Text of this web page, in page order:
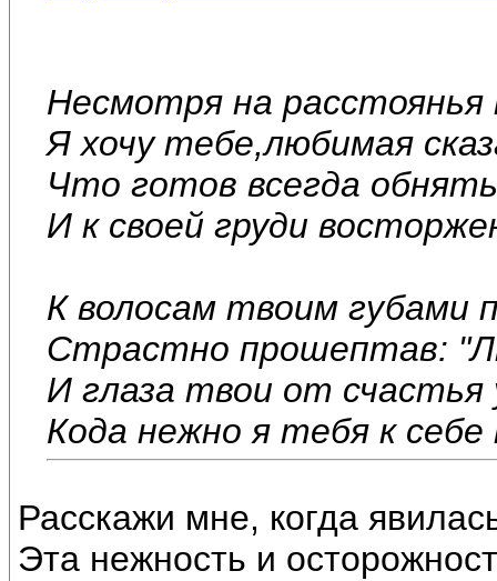
Несмотря на
Я хочу тебе,любимая
Что готов всегда
И к своей груди
К волосам твоим губами
Страстно прошептав:
И глаза твои от счастья
Кода нежно я тебя к себе
Расскажи мне, когда
Эта нежность и